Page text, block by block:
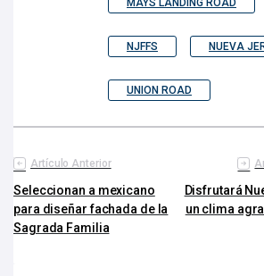
MAYS LANDING ROAD
NJFFS NUEVA
UNION ROAD
Artículo Anterior
Seleccionan a mexicano
para diseñar fachada de la
Sagrada Familia
Disfrutará
un clima